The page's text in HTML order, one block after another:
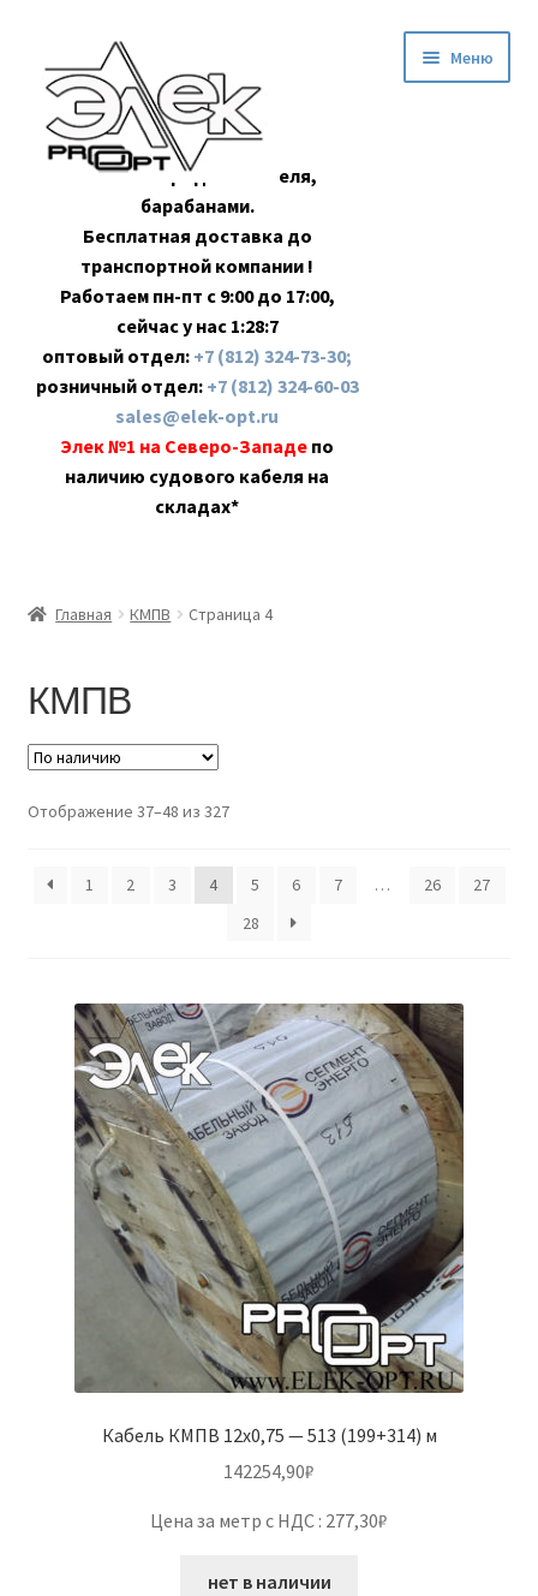
навигации
содержимому
Оптовая продажа кабеля,
барабанами.
Бесплатная доставка до
транспортной компании !
Работаем пн-пт с 9:00 до 17:00,
сейчас у нас 1:28:8
оптовый отдел: +7 (812) 324-73-30;
розничный отдел: +7 (812) 324-60-03
sales@elek-opt.ru
Элек №1 на Северо-Западе по
наличию судового кабеля на
складах*
Меню
Контакты
Розница
Главная КМПВ Страница 4
КМПВ
Отображение 37–48 из 327
1 2 3 4 5 6 7 … 26
27
28
Кабель КМПВ 12х0,75 — 513 (199+314) м
142254,90₽
Цена за метр с НДС : 277,30₽
нет в наличии